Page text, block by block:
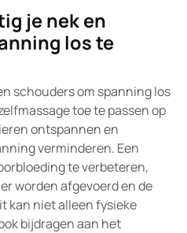
je nek en
los te
schouders om spanning los
toe te passen op
ontspannen en
verminderen. Een
te verbeteren,
worden afgevoerd en de
kan niet alleen fysieke
bijdragen aan het